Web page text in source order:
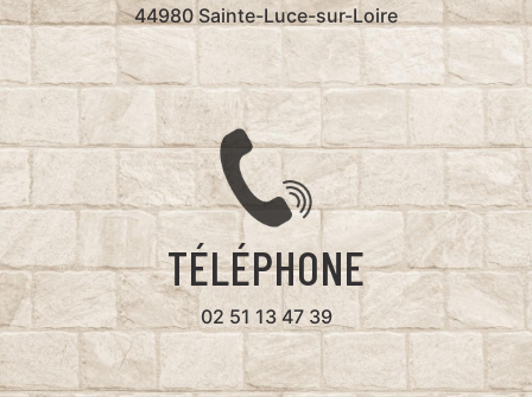
44980 Sainte-Luce-sur-Loire
TÉLÉPHONE
02 51 13 47 39